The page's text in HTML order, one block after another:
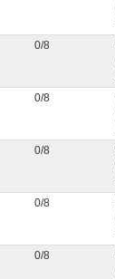
0/8
0/8
0/8
0/8
0/8